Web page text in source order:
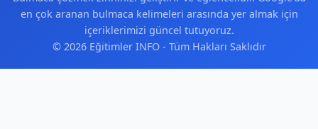
en çok aranan bulmaca kelimeleri arasında yer almak için
içeriklerimizi güncel tutuyoruz.
© 2026 Eğitimler INFO - Tüm Hakları Saklıdır